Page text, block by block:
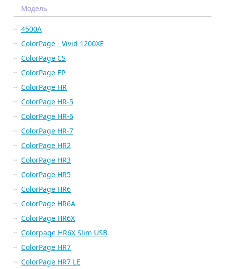
Модель
4500A
ColorPage - Vivid 1200XE
ColorPage CS
ColorPage EP
ColorPage HR
ColorPage HR-5
ColorPage HR-6
ColorPage HR-7
ColorPage HR2
ColorPage HR3
ColorPage HR5
ColorPage HR6
ColorPage HR6A
ColorPage HR6X
Colorpage HR6X Slim USB
ColorPage HR7
ColorPage HR7 LE